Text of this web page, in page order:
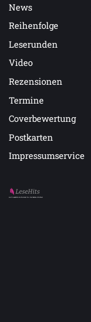
News
Reihenfolge
Leserunden
Video
Rezensionen
Termine
Coverbewertung
Postkarten
Impressumservice
Auf LeseHits.de findest Du die besten Bücher.